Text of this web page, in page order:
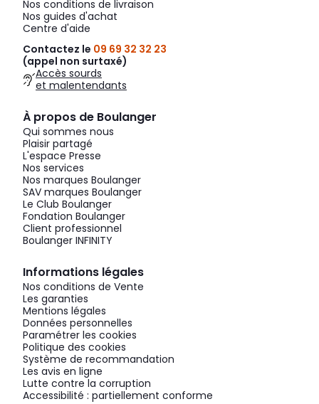
Nos conditions de livraison
Nos guides d'achat
Centre d'aide
Contactez le 09 69 32 32 23
(appel non surtaxé)
Accès sourds
et malentendants
À propos de Boulanger
Qui sommes nous
Plaisir partagé
L'espace Presse
Nos services
Nos marques Boulanger
SAV marques Boulanger
Le Club Boulanger
Fondation Boulanger
Client professionnel
Boulanger INFINITY
Informations légales
Nos conditions de Vente
Les garanties
Mentions légales
Données personnelles
Paramétrer les cookies
Politique des cookies
Système de recommandation
Les avis en ligne
Lutte contre la corruption
Accessibilité : partiellement conforme